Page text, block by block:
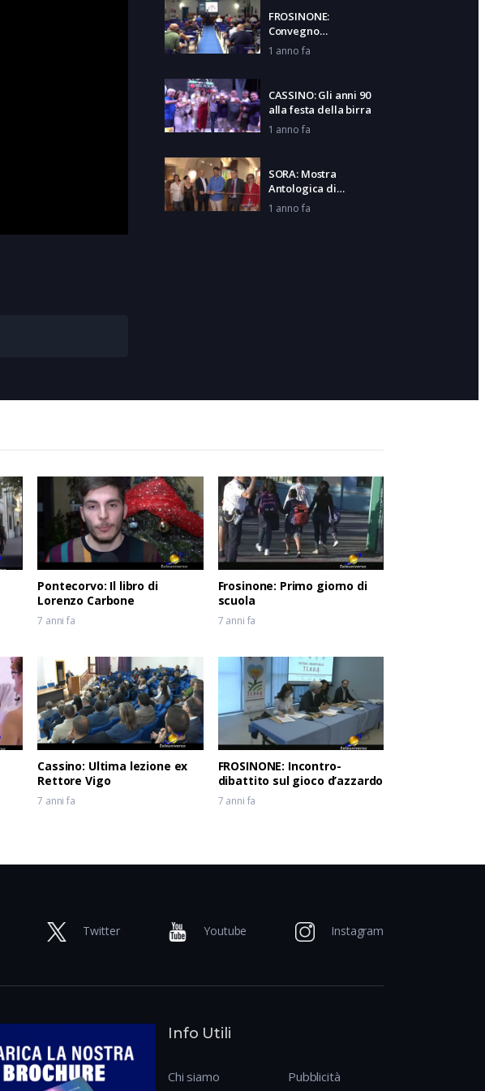
FROSINONE:
Convegno
veterinaria
1 anno fa
CASSINO: Gli anni 90
alla festa della birra
1 anno fa
SORA: Mostra
Antologica di
Michele Rosa
1 anno fa
Pontecorvo: Il libro di
Lorenzo Carbone
7 anni fa
Frosinone: Primo giorno di
scuola
7 anni fa
Cassino: Ultima lezione ex
Rettore Vigo
7 anni fa
FROSINONE: Incontro-
dibattito sul gioco d’azzardo
7 anni fa
Twitter Youtube Instagram
Info Utili
Chi siamo Pubblicità